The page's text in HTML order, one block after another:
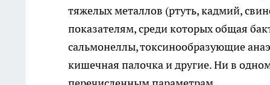
тяжелых металлов (ртуть, кадмий,
показателям, среди которых общая
сальмонеллы, токсинообразующие
кишечная палочка и другие. Ни в